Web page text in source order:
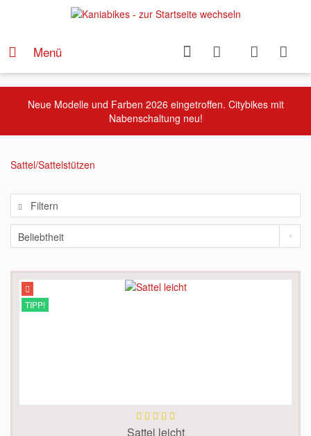
Menü
Neue Modelle und Farben 2026 eingetroffen. Citybikes mit
Nabenschaltung neu!
Sattel/Sattelstützen
Filtern
TIPP!
Sattel leicht